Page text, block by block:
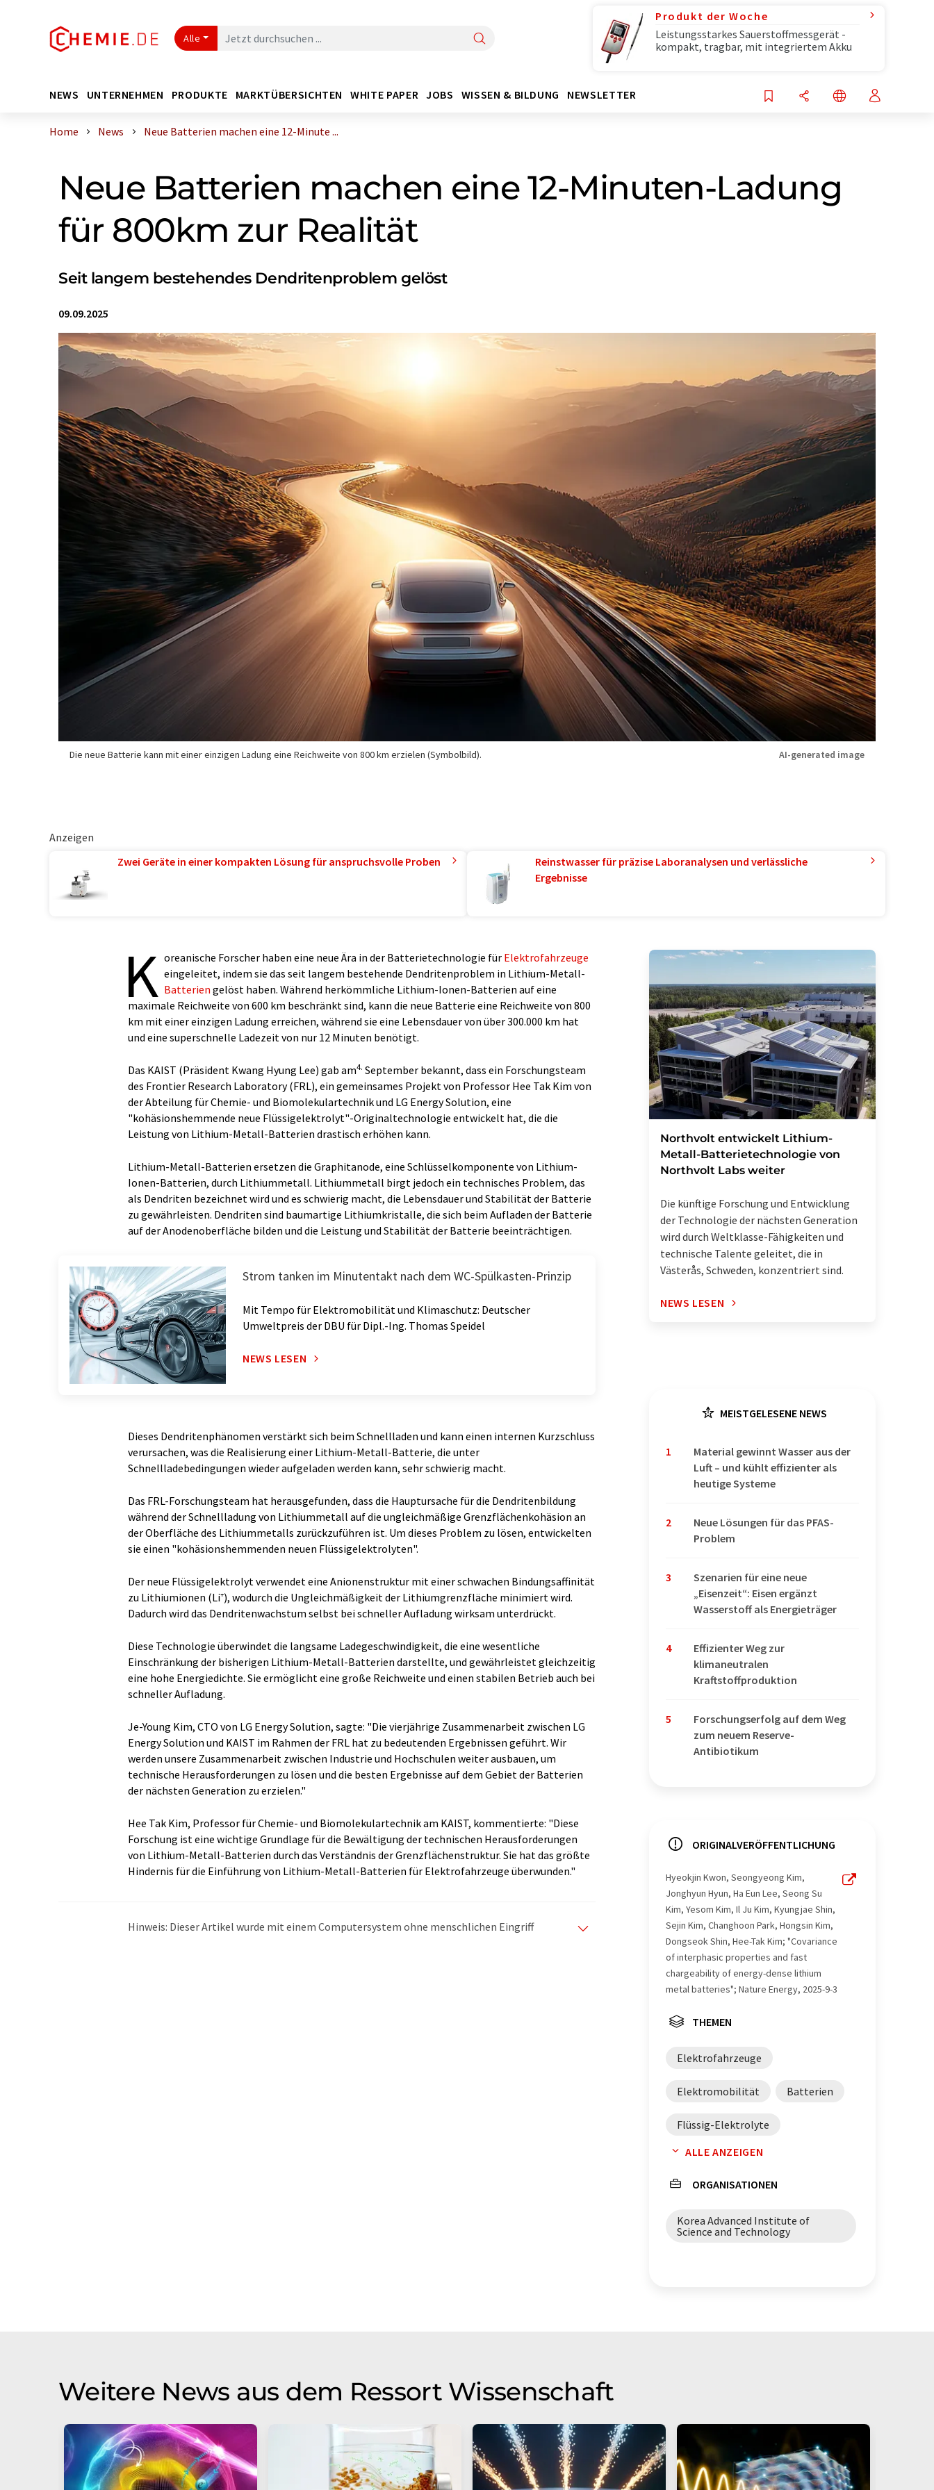
Alle
Produkt der Woche
Leistungsstarkes Sauerstoffmessgerät -
kompakt, tragbar, mit integriertem Akku
NEWS UNTERNEHMEN PRODUKTE MARKTÜBERSICHTEN WHITE PAPER JOBS WISSEN & BILDUNG NEWSLETTER
Home News Neue Batterien machen eine 12-Minute ...
Neue Batterien machen eine 12-Minuten-Ladung
für 800km zur Realität
Seit langem bestehendes Dendritenproblem gelöst
09.09.2025
Die neue Batterie kann mit einer einzigen Ladung eine Reichweite von 800 km erzielen (Symbolbild). AI-generated image
Anzeigen
Zwei Geräte in einer kompakten Lösung für anspruchsvolle Proben
Reinstwasser für präzise Laboranalysen und verlässliche
Ergebnisse
K oreanische Forscher haben eine neue Ära in der Batterietechnologie für Elektrofahrzeuge
eingeleitet, indem sie das seit langem bestehende Dendritenproblem in Lithium-Metall-
Batterien gelöst haben. Während herkömmliche Lithium-Ionen-Batterien auf eine
maximale Reichweite von 600 km beschränkt sind, kann die neue Batterie eine Reichweite von 800
km mit einer einzigen Ladung erreichen, während sie eine Lebensdauer von über 300.000 km hat
und eine superschnelle Ladezeit von nur 12 Minuten benötigt.
Das KAIST (Präsident Kwang Hyung Lee) gab am4. September bekannt, dass ein Forschungsteam
des Frontier Research Laboratory (FRL), ein gemeinsames Projekt von Professor Hee Tak Kim von
der Abteilung für Chemie- und Biomolekulartechnik und LG Energy Solution, eine
"kohäsionshemmende neue Flüssigelektrolyt"-Originaltechnologie entwickelt hat, die die
Leistung von Lithium-Metall-Batterien drastisch erhöhen kann.
Lithium-Metall-Batterien ersetzen die Graphitanode, eine Schlüsselkomponente von Lithium-
Ionen-Batterien, durch Lithiummetall. Lithiummetall birgt jedoch ein technisches Problem, das
als Dendriten bezeichnet wird und es schwierig macht, die Lebensdauer und Stabilität der Batterie
zu gewährleisten. Dendriten sind baumartige Lithiumkristalle, die sich beim Aufladen der Batterie
auf der Anodenoberfläche bilden und die Leistung und Stabilität der Batterie beeinträchtigen.
Strom tanken im Minutentakt nach dem WC-Spülkasten-Prinzip
Mit Tempo für Elektromobilität und Klimaschutz: Deutscher
Umweltpreis der DBU für Dipl.-Ing. Thomas Speidel
NEWS LESEN
Dieses Dendritenphänomen verstärkt sich beim Schnellladen und kann einen internen Kurzschluss
verursachen, was die Realisierung einer Lithium-Metall-Batterie, die unter
Schnellladebedingungen wieder aufgeladen werden kann, sehr schwierig macht.
Das FRL-Forschungsteam hat herausgefunden, dass die Hauptursache für die Dendritenbildung
während der Schnellladung von Lithiummetall auf die ungleichmäßige Grenzflächenkohäsion an
der Oberfläche des Lithiummetalls zurückzuführen ist. Um dieses Problem zu lösen, entwickelten
sie einen "kohäsionshemmenden neuen Flüssigelektrolyten".
Der neue Flüssigelektrolyt verwendet eine Anionenstruktur mit einer schwachen Bindungsaffinität
zu Lithiumionen (Li⁺), wodurch die Ungleichmäßigkeit der Lithiumgrenzfläche minimiert wird.
Dadurch wird das Dendritenwachstum selbst bei schneller Aufladung wirksam unterdrückt.
Diese Technologie überwindet die langsame Ladegeschwindigkeit, die eine wesentliche
Einschränkung der bisherigen Lithium-Metall-Batterien darstellte, und gewährleistet gleichzeitig
eine hohe Energiedichte. Sie ermöglicht eine große Reichweite und einen stabilen Betrieb auch bei
schneller Aufladung.
Je-Young Kim, CTO von LG Energy Solution, sagte: "Die vierjährige Zusammenarbeit zwischen LG
Energy Solution und KAIST im Rahmen der FRL hat zu bedeutenden Ergebnissen geführt. Wir
werden unsere Zusammenarbeit zwischen Industrie und Hochschulen weiter ausbauen, um
technische Herausforderungen zu lösen und die besten Ergebnisse auf dem Gebiet der Batterien
der nächsten Generation zu erzielen."
Hee Tak Kim, Professor für Chemie- und Biomolekulartechnik am KAIST, kommentierte: "Diese
Forschung ist eine wichtige Grundlage für die Bewältigung der technischen Herausforderungen
von Lithium-Metall-Batterien durch das Verständnis der Grenzflächenstruktur. Sie hat das größte
Hindernis für die Einführung von Lithium-Metall-Batterien für Elektrofahrzeuge überwunden."
Hinweis: Dieser Artikel wurde mit einem Computersystem ohne menschlichen Eingriff
Northvolt entwickelt Lithium-
Metall-Batterietechnologie von
Northvolt Labs weiter
Die künftige Forschung und Entwicklung
der Technologie der nächsten Generation
wird durch Weltklasse-Fähigkeiten und
technische Talente geleitet, die in
Västerås, Schweden, konzentriert sind.
NEWS LESEN
MEISTGELESENE NEWS
1
Material gewinnt Wasser aus der
Luft – und kühlt effizienter als
heutige Systeme
2
Neue Lösungen für das PFAS-
Problem
3
Szenarien für eine neue
„Eisenzeit“: Eisen ergänzt
Wasserstoff als Energieträger
4
Effizienter Weg zur
klimaneutralen
Kraftstoffproduktion
5
Forschungserfolg auf dem Weg
zum neuem Reserve-
Antibiotikum
ORIGINALVERÖFFENTLICHUNG
Hyeokjin Kwon, Seongyeong Kim,
Jonghyun Hyun, Ha Eun Lee, Seong Su
Kim, Yesom Kim, Il Ju Kim, Kyungjae Shin,
Sejin Kim, Changhoon Park, Hongsin Kim,
Dongseok Shin, Hee-Tak Kim; "Covariance
of interphasic properties and fast
chargeability of energy-dense lithium
metal batteries"; Nature Energy, 2025-9-3
THEMEN
Elektrofahrzeuge
Elektromobilität Batterien
Flüssig-Elektrolyte
Lithium-Metall-Batterien
Metalldendrite
ALLE ANZEIGEN
ORGANISATIONEN
Korea Advanced Institute of
Science and Technology
Weitere News aus dem Ressort Wissenschaft